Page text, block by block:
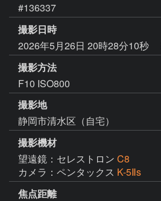
#136337
撮影日時
2026年5月26日 20時28分10秒
撮影方法
F10 ISO800
撮影地
静岡市清水区（自宅）
撮影機材
望遠鏡：セレストロン C8
カメラ：ペンタックス K-5Ⅱs
焦点距離